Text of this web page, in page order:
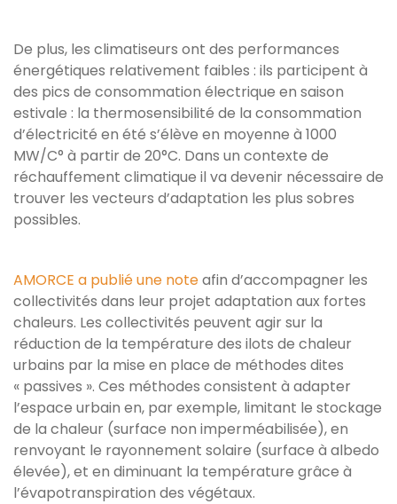
De plus, les climatiseurs ont des performances
énergétiques relativement faibles : ils participent à
des pics de consommation électrique en saison
estivale : la thermosensibilité de la consommation
d’électricité en été s’élève en moyenne à 1000
MW/C° à partir de 20°C. Dans un contexte de
réchauffement climatique il va devenir nécessaire de
trouver les vecteurs d’adaptation les plus sobres
possibles.
AMORCE a publié une noteafin d’accompagner les
collectivités dans leur projet adaptation aux fortes
chaleurs. Les collectivités peuvent agir sur la
réduction de la température des ilots de chaleur
urbains par la mise en place de méthodes dites
« passives ». Ces méthodes consistent à adapter
l’espace urbain en, par exemple, limitant le stockage
de la chaleur (surface non imperméabilisée), en
renvoyant le rayonnement solaire (surface à albedo
élevée), et en diminuant la température grâce à
l’évapotranspiration des végétaux.